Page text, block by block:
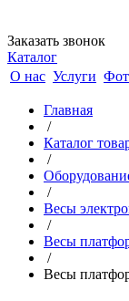
Заказать звонок
Каталог
О нас Услуги
Главная
/
Каталог
/
/
Весы
/
Весы
/
Весы